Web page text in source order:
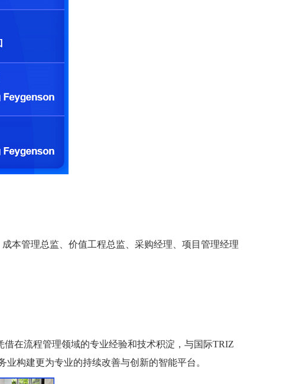
本管理总监、价值工程总监、采购经理、项目管理经理
在流程管理领域的专业经验和技术积淀，与国际TRIZ
构建更为专业的持续改善与创新的智能平台。